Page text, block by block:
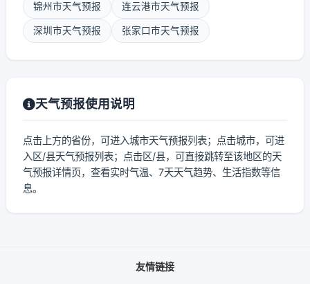
锦州市天气预报 连云港市天气预报
深圳市天气预报 张家口市天气预报
天气预报使用说明
点击上方的省份，可进入城市天气预报列表；点击城市，可进
入区/县天气预报列表；点击区/县，可直接跳转至该地区的天
气预报详情页，查看实时气温、7天天气趋势、生活指数等信
息。
友情链接